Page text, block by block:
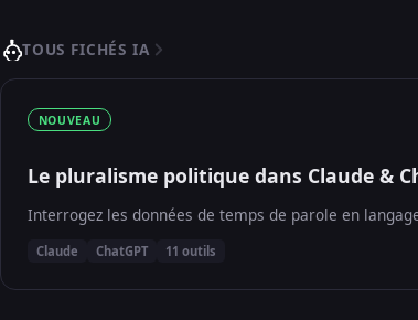
TOUS FICHÉS IA
NOUVEAU
Le pluralisme politique dans Claude &
Interrogez les données de temps de parole en
Claude ChatGPT 11 outils